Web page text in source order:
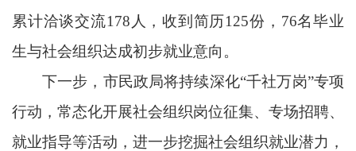
累计洽谈交流178人，收到简历125份，76名毕业
生与社会组织达成初步就业意向。
下一步，市民政局将持续深化“千社万岗”专项
行动，常态化开展社会组织岗位征集、专场招聘、
就业指导等活动，进一步挖掘社会组织就业潜力，